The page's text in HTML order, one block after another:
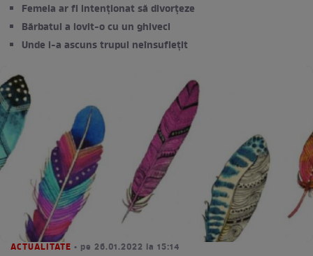
Femeia ar fi intenționat să divorțeze
Bărbatul a lovit-o cu un ghiveci
Unde i-a ascuns trupul neînsuflețit
ACTUALITATE • pe 26.01.2022 la 15:14